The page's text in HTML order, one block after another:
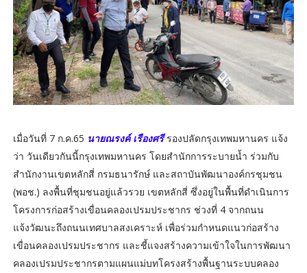
เมื่อวันที่ 7 ก.ค.65 นายณรงค์ เรืองศรีรองปลัดกรุงเทพมหานคร แจ้ง
ว่า วันเดียวกันนี้กรุงเทพมหานคร โดยสำนักการระบายน้ำ ร่วมกับ
สำนักงานเขตหลักสี่​ กรมธนารักษ์ และสถาบันพัฒนาองค์กรชุมชน
(พอช.) ลงพื้นที่ชุมชนอยู่แล้วรวย​ เขตหลักสี่ ซึ่งอยู่ในพื้นที่ดำเนินการ
โครงการก่อสร้างเขื่อนคลองเปรมประชากร ช่วงที่ 4 จากถนน
แจ้งวัฒนะถึงถนนเทศบาลสงเคราะห์ เพื่อร่วมกำหนดแนวก่อสร้าง
เขื่อนคลองเปรมประชากร และชี้แจงสร้างความเข้าใจในการพัฒนา
คลองเปรมประชากรตามแผนแม่บทโครงสร้างพื้นฐานระบบคลอง